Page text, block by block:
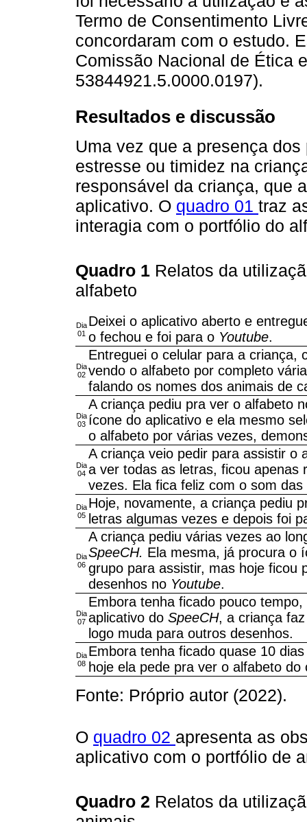
Termo de Consentimento
concordaram com o estudo.
Comissão Nacional de Ética
53844921.5.0000.0197).
Resultados e discussão
Uma vez que a presença
estresse ou timidez na
responsável da criança, que
aplicativo. O quadro 01 traz
interagia com o portfólio do
Quadro 1 Relatos da
alfabeto
Dia
01
Deixei o aplicativo aberto e
o fechou e foi para o Youtube.
Dia
02
Entreguei o celular para a criança,
vendo o alfabeto por completo
falando os nomes dos animais de
Dia
03
A criança pediu pra ver o alfabeto
ícone do aplicativo e ela mesmo
o alfabeto por várias vezes,
Dia
04
A criança veio pedir para assistir o
a ver todas as letras, ficou apenas
vezes. Ela fica feliz com o som das
Dia
05
Hoje, novamente, a criança pediu
letras algumas vezes e depois foi
Dia
06
A criança pediu várias vezes ao
SpeeCH. Ela mesma, já procura o
grupo para assistir, mas hoje ficou
desenhos no Youtube.
Dia
07
Embora tenha ficado pouco
aplicativo do SpeeCH, a criança
logo muda para outros desenhos.
Dia
08
Embora tenha ficado quase 10
hoje ela pede pra ver o alfabeto do
Fonte: Próprio autor (2022).
O quadro 02 apresenta as
aplicativo com o portfólio de
Quadro 2 Relatos da